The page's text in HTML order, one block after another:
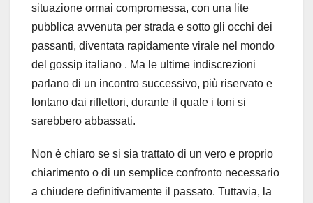
situazione ormai compromessa, con una lite
pubblica avvenuta per strada e sotto gli occhi dei
passanti, diventata rapidamente virale nel mondo
del gossip italiano . Ma le ultime indiscrezioni
parlano di un incontro successivo, più riservato e
lontano dai riflettori, durante il quale i toni si
sarebbero abbassati.
Non è chiaro se si sia trattato di un vero e proprio
chiarimento o di un semplice confronto necessario
a chiudere definitivamente il passato. Tuttavia, la